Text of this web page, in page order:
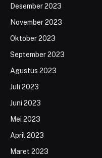
Desember 2023
November 2023
Oktober 2023
September 2023
Agustus 2023
Juli 2023
Juni 2023
Mei 2023
April 2023
Maret 2023